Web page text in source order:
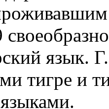
язык.
тигре и